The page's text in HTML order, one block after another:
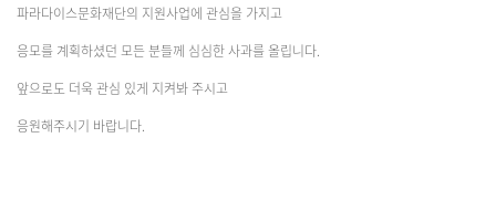
파라다이스문화재단의 지원사업에 관심을 가지고
응모를 계획하셨던 모든 분들께 심심한 사과를 올립니다.
앞으로도 더욱 관심 있게 지켜봐 주시고
응원해주시기 바랍니다.